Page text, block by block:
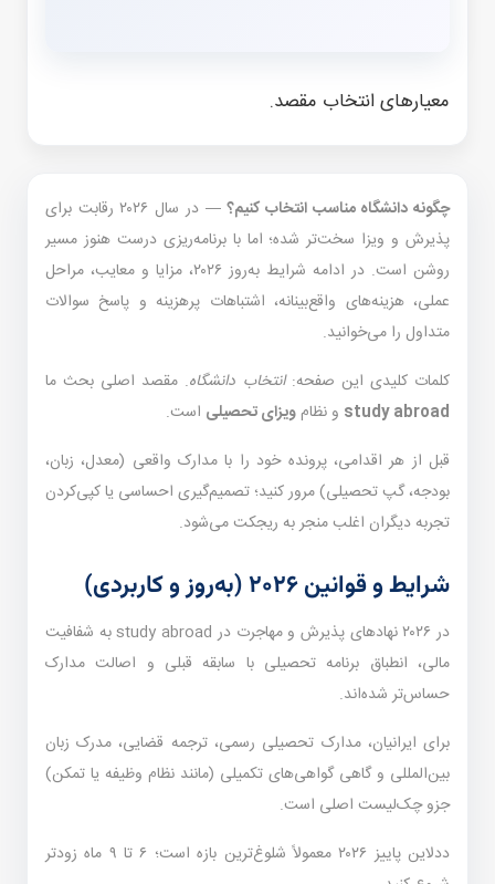
معیارهای انتخاب مقصد.
چگونه دانشگاه مناسب انتخاب کنیم؟
— در سال ۲۰۲۶ رقابت برای
پذیرش و ویزا سخت‌تر شده؛ اما با برنامه‌ریزی درست هنوز مسیر
روشن است. در ادامه شرایط به‌روز ۲۰۲۶، مزایا و معایب، مراحل
عملی، هزینه‌های واقع‌بینانه، اشتباهات پرهزینه و پاسخ سوالات
متداول را می‌خوانید.
کلمات کلیدی این صفحه:انتخاب دانشگاه. مقصد اصلی بحث ما
study abroad و نظام ویزای تحصیلی است.
قبل از هر اقدامی، پرونده خود را با مدارک واقعی (معدل، زبان،
بودجه، گپ تحصیلی) مرور کنید؛ تصمیم‌گیری احساسی یا کپی‌کردن
تجربه دیگران اغلب منجر به ریجکت می‌شود.
شرایط و قوانین ۲۰۲۶ (به‌روز و کاربردی)
در ۲۰۲۶ نهادهای پذیرش و مهاجرت در study abroad به شفافیت
مالی، انطباق برنامه تحصیلی با سابقه قبلی و اصالت مدارک
حساس‌تر شده‌اند.
برای ایرانیان، مدارک تحصیلی رسمی، ترجمه قضایی، مدرک زبان
بین‌المللی و گاهی گواهی‌های تکمیلی (مانند نظام وظیفه یا تمکن)
جزو چک‌لیست اصلی است.
ددلاین پاییز ۲۰۲۶ معمولاً شلوغ‌ترین بازه است؛ ۶ تا ۹ ماه زودتر